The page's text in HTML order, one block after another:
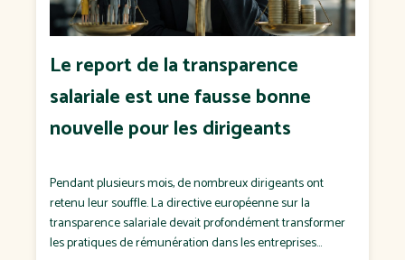
Le report de la transparence
salariale est une fausse bonne
nouvelle pour les dirigeants
Pendant plusieurs mois, de nombreux dirigeants ont
retenu leur souffle. La directive européenne sur la
transparence salariale devait profondément transformer
les pratiques de rémunération dans les entreprises